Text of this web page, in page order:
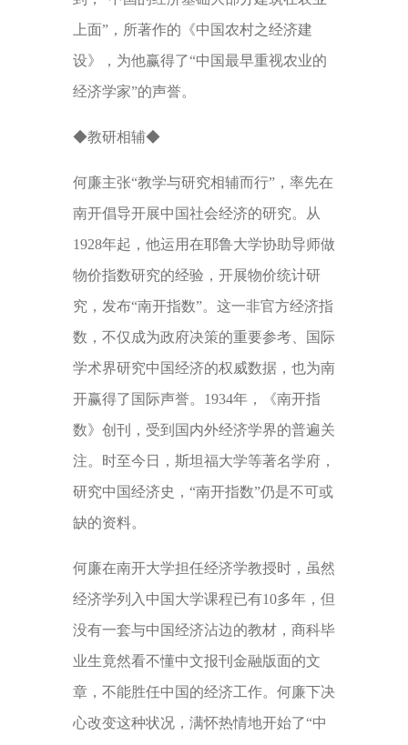
上面”，所著作的《中国农村之经济建
设》，为他赢得了“中国最早重视农业的
经济学家”的声誉。
◆教研相辅◆
何廉主张“教学与研究相辅而行”，率先在
南开倡导开展中国社会经济的研究。从
1928年起，他运用在耶鲁大学协助导师做
物价指数研究的经验，开展物价统计研
究，发布“南开指数”。这一非官方经济指
数，不仅成为政府决策的重要参考、国际
学术界研究中国经济的权威数据，也为南
开赢得了国际声誉。1934年，《南开指
数》创刊，受到国内外经济学界的普遍关
注。时至今日，斯坦福大学等著名学府，
研究中国经济史，“南开指数”仍是不可或
缺的资料。
何廉在南开大学担任经济学教授时，虽然
经济学列入中国大学课程已有10多年，但
没有一套与中国经济沾边的教材，商科毕
业生竟然看不懂中文报刊金融版面的文
章，不能胜任中国的经济工作。何廉下决
心改变这种状况，满怀热情地开始了“中